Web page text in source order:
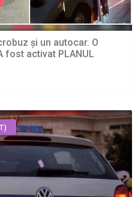
și un autocar. O
fost activat PLANUL